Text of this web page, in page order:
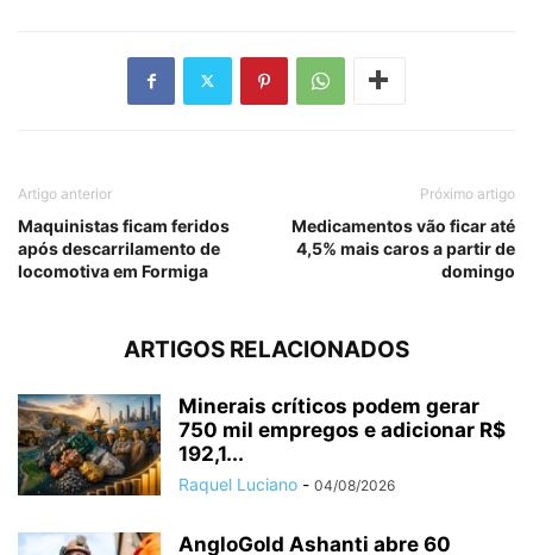
Artigo anterior
Maquinistas ficam feridos
após descarrilamento de
locomotiva em Formiga
Próximo artigo
Medicamentos vão ficar até
4,5% mais caros a partir de
domingo
ARTIGOS RELACIONADOS
Minerais críticos podem gerar
750 mil empregos e adicionar R$
192,1...
Raquel Luciano - 04/08/2026
AngloGold Ashanti abre 60